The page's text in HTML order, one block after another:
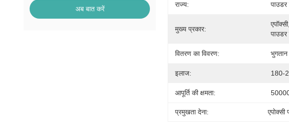
अब बात करें
राज्य: पाउडर
मुख्य प्रकार:
पाउडर
वितरण का विवरण:
इलाज: 180-
आपूर्ति की क्षमता:
प्रमुखता देना: